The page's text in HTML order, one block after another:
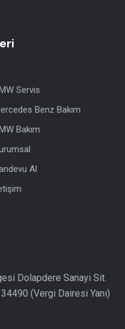
Servis
Benz Bakım
Bakım
Al
Dolapdere Sanayi Sit.
(Vergi Dairesi Yanı)